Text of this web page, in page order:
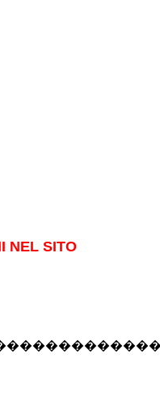
NEL SITO